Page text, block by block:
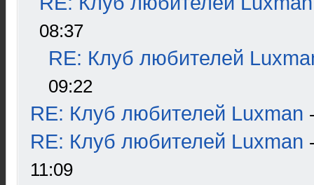
08:37
RE: Клуб любителей
09:22
RE: Клуб любителей Luxman
RE: Клуб любителей Luxman
11:09